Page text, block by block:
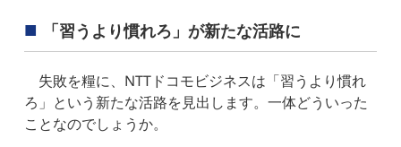
「習うより慣れろ」が新たな活路に
失敗を糧に、NTTドコモビジネスは「習うより慣れ
ろ」という新たな活路を見出します。一体どういった
ことなのでしょうか。